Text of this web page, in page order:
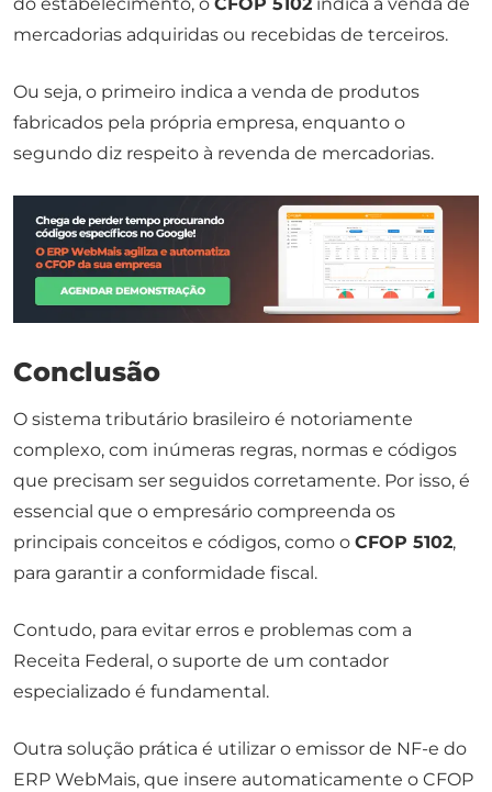
mercadorias adquiridas ou recebidas de terceiros.
Ou seja, o primeiro indica a venda de produtos
fabricados pela própria empresa, enquanto o
segundo diz respeito à revenda de mercadorias.
Conclusão
O sistema tributário brasileiro é notoriamente
complexo, com inúmeras regras, normas e códigos
que precisam ser seguidos corretamente. Por isso, é
essencial que o empresário compreenda os
principais conceitos e códigos, como o CFOP 5102,
para garantir a conformidade fiscal.
Contudo, para evitar erros e problemas com a
Receita Federal, o suporte de um contador
especializado é fundamental.
Outra solução prática é utilizar o emissor de NF-e do
ERP WebMais, que insere automaticamente o CFOP